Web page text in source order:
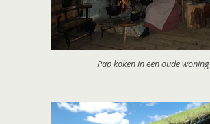
Pap koken in een oude woning